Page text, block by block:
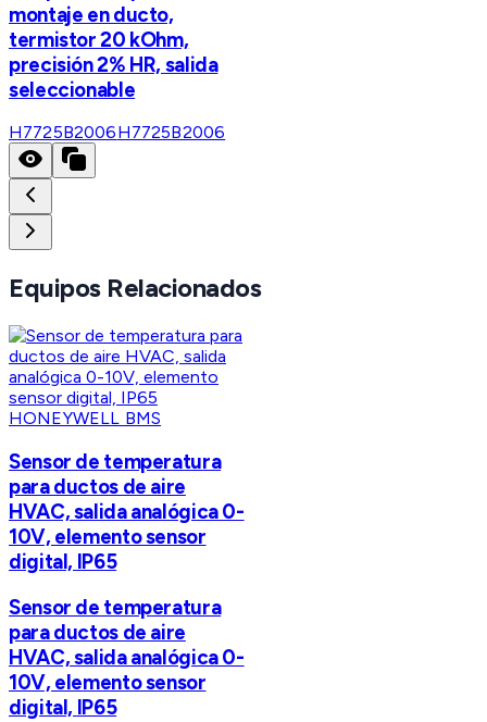
montaje en ducto,
termistor 20 kOhm,
precisión 2% HR, salida
seleccionable
H7725B2006H7725B2006
Equipos Relacionados
HONEYWELL BMS
Sensor de temperatura
para ductos de aire
HVAC, salida analógica 0-
10V, elemento sensor
digital, IP65
Sensor de temperatura
para ductos de aire
HVAC, salida analógica 0-
10V, elemento sensor
digital, IP65